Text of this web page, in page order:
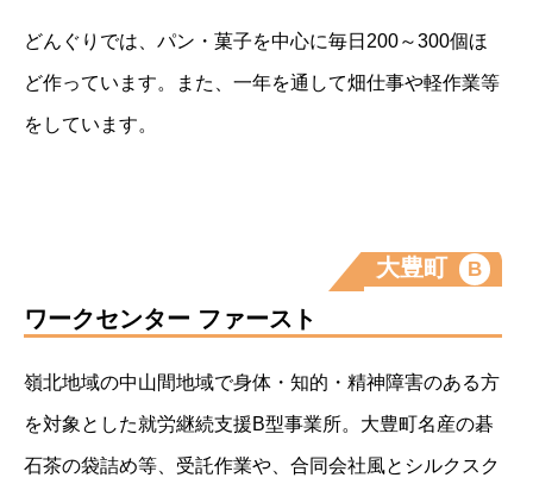
どんぐりでは、パン・菓子を中心に毎日200～300個ほ
ど作っています。また、一年を通して畑仕事や軽作業等
をしています。
ワークセンター ファースト
大豊町 B
嶺北地域の中山間地域で身体・知的・精神障害のある方
を対象とした就労継続支援B型事業所。大豊町名産の碁
石茶の袋詰め等、受託作業や、合同会社風とシルクスク